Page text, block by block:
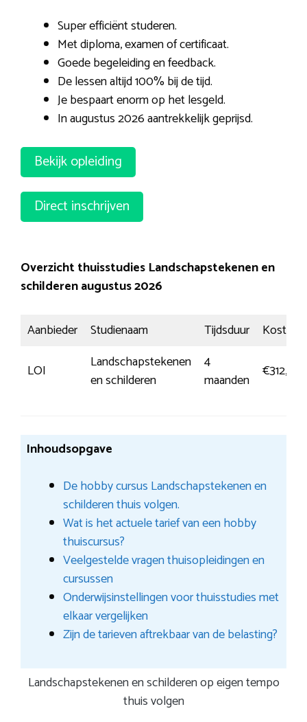
Super efficiënt studeren.
Met diploma, examen of certificaat.
Goede begeleiding en feedback.
De lessen altijd 100% bij de tijd.
Je bespaart enorm op het lesgeld.
In augustus 2026 aantrekkelijk geprijsd.
Bekijk opleiding
Direct inschrijven
Overzicht thuisstudies Landschapstekenen en
schilderen augustus 2026
Aanbieder Studienaam Tijdsduur
Kosten
LOI
Landschapstekenen
en schilderen
4
maanden
€312,00
Inhoudsopgave
De hobby cursus Landschapstekenen en
schilderen thuis volgen.
Wat is het actuele tarief van een hobby
thuiscursus?
Veelgestelde vragen thuisopleidingen en
cursussen
Onderwijsinstellingen voor thuisstudies met
elkaar vergelijken
Zijn de tarieven aftrekbaar van de belasting?
Landschapstekenen en schilderen op eigen tempo
thuis volgen